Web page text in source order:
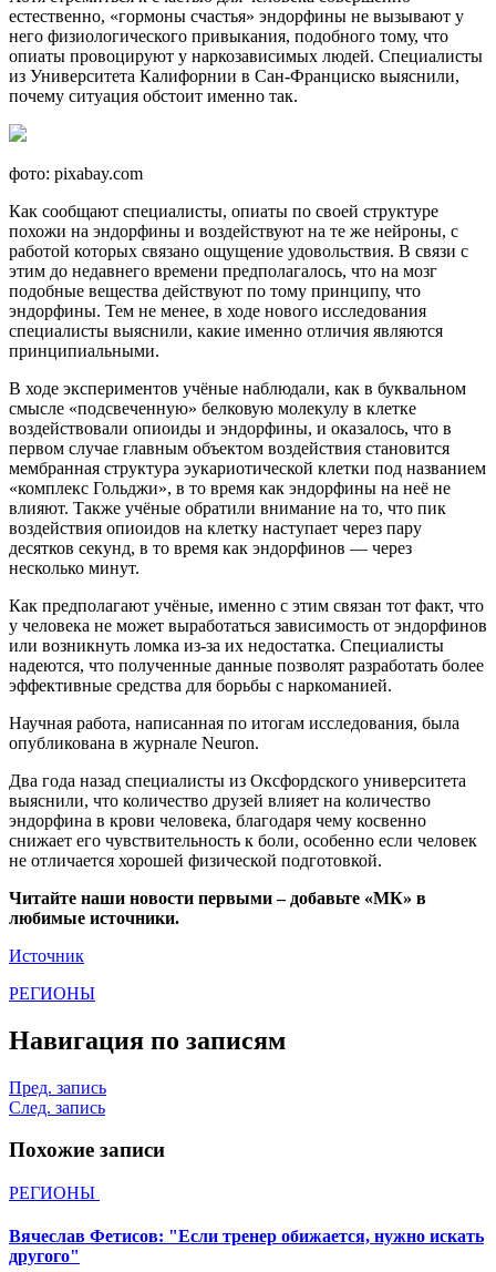
естественно, «гормоны счастья» эндорфины не вызывают у
него физиологического привыкания, подобного тому, что
опиаты провоцируют у наркозависимых людей. Специалисты
из Университета Калифорнии в Сан-Франциско выяснили,
почему ситуация обстоит именно так.
фото: pixabay.com
Как сообщают специалисты, опиаты по своей структуре
похожи на эндорфины и воздействуют на те же нейроны, с
работой которых связано ощущение удовольствия. В связи с
этим до недавнего времени предполагалось, что на мозг
подобные вещества действуют по тому принципу, что
эндорфины. Тем не менее, в ходе нового исследования
специалисты выяснили, какие именно отличия являются
принципиальными.
В ходе экспериментов учёные наблюдали, как в буквальном
смысле «подсвеченную» белковую молекулу в клетке
воздействовали опиоиды и эндорфины, и оказалось, что в
первом случае главным объектом воздействия становится
мембранная структура эукариотической клетки под названием
«комплекс Гольджи», в то время как эндорфины на неё не
влияют. Также учёные обратили внимание на то, что пик
воздействия опиоидов на клетку наступает через пару
десятков секунд, в то время как эндорфинов — через
несколько минут.
Как предполагают учёные, именно с этим связан тот факт, что
у человека не может выработаться зависимость от эндорфинов
или возникнуть ломка из-за их недостатка. Специалисты
надеются, что полученные данные позволят разработать более
эффективные средства для борьбы с наркоманией.
Научная работа, написанная по итогам исследования, была
опубликована в журнале Neuron.
Два года назад специалисты из Оксфордского университета
выяснили, что количество друзей влияет на количество
эндорфина в крови человека, благодаря чему косвенно
снижает его чувствительность к боли, особенно если человек
не отличается хорошей физической подготовкой.
Читайте наши новости первыми – добавьте «МК» в
любимые источники.
Источник
РЕГИОНЫ
Навигация по записям
Пред. запись
След. запись
Похожие записи
РЕГИОНЫ
Вячеслав Фетисов: "Если тренер обижается, нужно искать
другого"